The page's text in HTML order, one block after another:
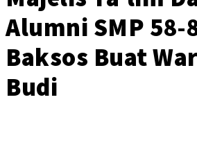
Alumni SMP 58-
Baksos Buat
Budi